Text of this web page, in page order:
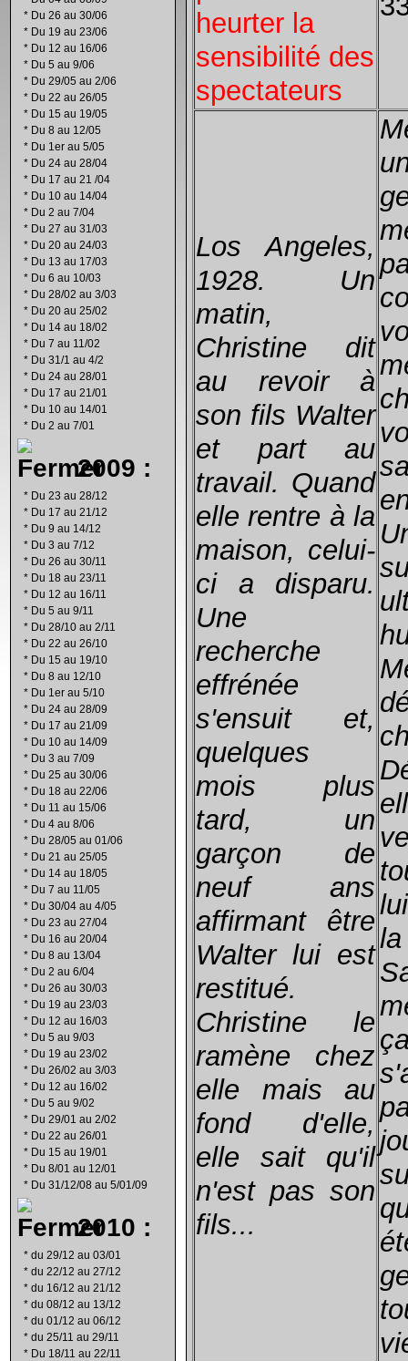
* Du 26 au 30/06
* Du 19 au 23/06
* Du 12 au 16/06
* Du 5 au 9/06
* Du 29/05 au 2/06
* Du 22 au 26/05
* Du 15 au 19/05
* Du 8 au 12/05
* Du 1er au 5/05
* Du 24 au 28/04
* Du 17 au 21 /04
* Du 10 au 14/04
* Du 2 au 7/04
* Du 27 au 31/03
* Du 20 au 24/03
* Du 13 au 17/03
* Du 6 au 10/03
* Du 28/02 au 3/03
* Du 20 au 25/02
* Du 14 au 18/02
* Du 7 au 11/02
* Du 31/1 au 4/2
* Du 24 au 28/01
* Du 17 au 21/01
* Du 10 au 14/01
* Du 2 au 7/01
2009 :
* Du 23 au 28/12
* Du 17 au 21/12
* Du 9 au 14/12
* Du 3 au 7/12
* Du 26 au 30/11
* Du 18 au 23/11
* Du 12 au 16/11
* Du 5 au 9/11
* Du 28/10 au 2/11
* Du 22 au 26/10
* Du 15 au 19/10
* Du 8 au 12/10
* Du 1er au 5/10
* Du 24 au 28/09
* Du 17 au 21/09
* Du 10 au 14/09
* Du 3 au 7/09
* Du 25 au 30/06
* Du 18 au 22/06
* Du 11 au 15/06
* Du 4 au 8/06
* Du 28/05 au 01/06
* Du 21 au 25/05
* Du 14 au 18/05
* Du 7 au 11/05
* Du 30/04 au 4/05
* Du 23 au 27/04
* Du 16 au 20/04
* Du 8 au 13/04
* Du 2 au 6/04
* Du 26 au 30/03
* Du 19 au 23/03
* Du 12 au 16/03
* Du 5 au 9/03
* Du 19 au 23/02
* Du 26/02 au 3/03
* Du 12 au 16/02
* Du 5 au 9/02
* Du 29/01 au 2/02
* Du 22 au 26/01
* Du 15 au 19/01
* Du 8/01 au 12/01
* Du 31/12/08 au 5/01/09
2010 :
* du 29/12 au 03/01
* du 22/12 au 27/12
* du 16/12 au 21/12
* du 08/12 au 13/12
* du 01/12 au 06/12
* du 25/11 au 29/11
* Du 18/11 au 22/11
heurter la
sensibilité des
spectateurs
Los Angeles,
1928. Un
matin,
Christine dit
au revoir à
son fils Walter
et part au
travail. Quand
elle rentre à la
maison, celui-
ci a disparu.
Une
recherche
effrénée
s'ensuit et,
quelques
mois plus
tard, un
garçon de
neuf ans
affirmant être
Walter lui est
restitué.
Christine le
ramène chez
elle mais au
fond d'elle,
elle sait qu'il
n'est pas son
fils...